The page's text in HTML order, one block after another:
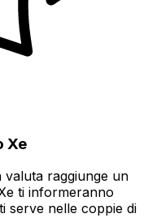
Xe
valuta raggiunge un
ti informeranno
serve nelle coppie di